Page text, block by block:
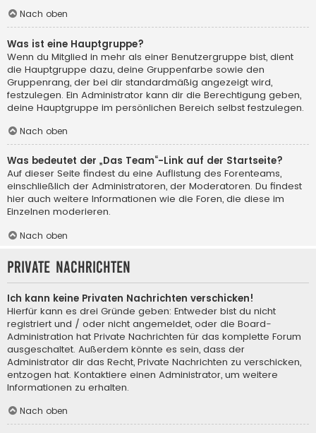
Nach oben
Was ist eine Hauptgruppe?
Wenn du Mitglied in mehr als einer Benutzergruppe bist, dient
die Hauptgruppe dazu, deine Gruppenfarbe sowie den
Gruppenrang, der bei dir standardmäßig angezeigt wird,
festzulegen. Ein Administrator kann dir die Berechtigung geben,
deine Hauptgruppe im persönlichen Bereich selbst festzulegen.
Nach oben
Was bedeutet der „Das Team“-Link auf der Startseite?
Auf dieser Seite findest du eine Auflistung des Forenteams,
einschließlich der Administratoren, der Moderatoren. Du findest
hier auch weitere Informationen wie die Foren, die diese im
Einzelnen moderieren.
Nach oben
Private Nachrichten
Ich kann keine Privaten Nachrichten verschicken!
Hierfür kann es drei Gründe geben: Entweder bist du nicht
registriert und / oder nicht angemeldet, oder die Board-
Administration hat Private Nachrichten für das komplette Forum
ausgeschaltet. Außerdem könnte es sein, dass der
Administrator dir das Recht, Private Nachrichten zu verschicken,
entzogen hat. Kontaktiere einen Administrator, um weitere
Informationen zu erhalten.
Nach oben